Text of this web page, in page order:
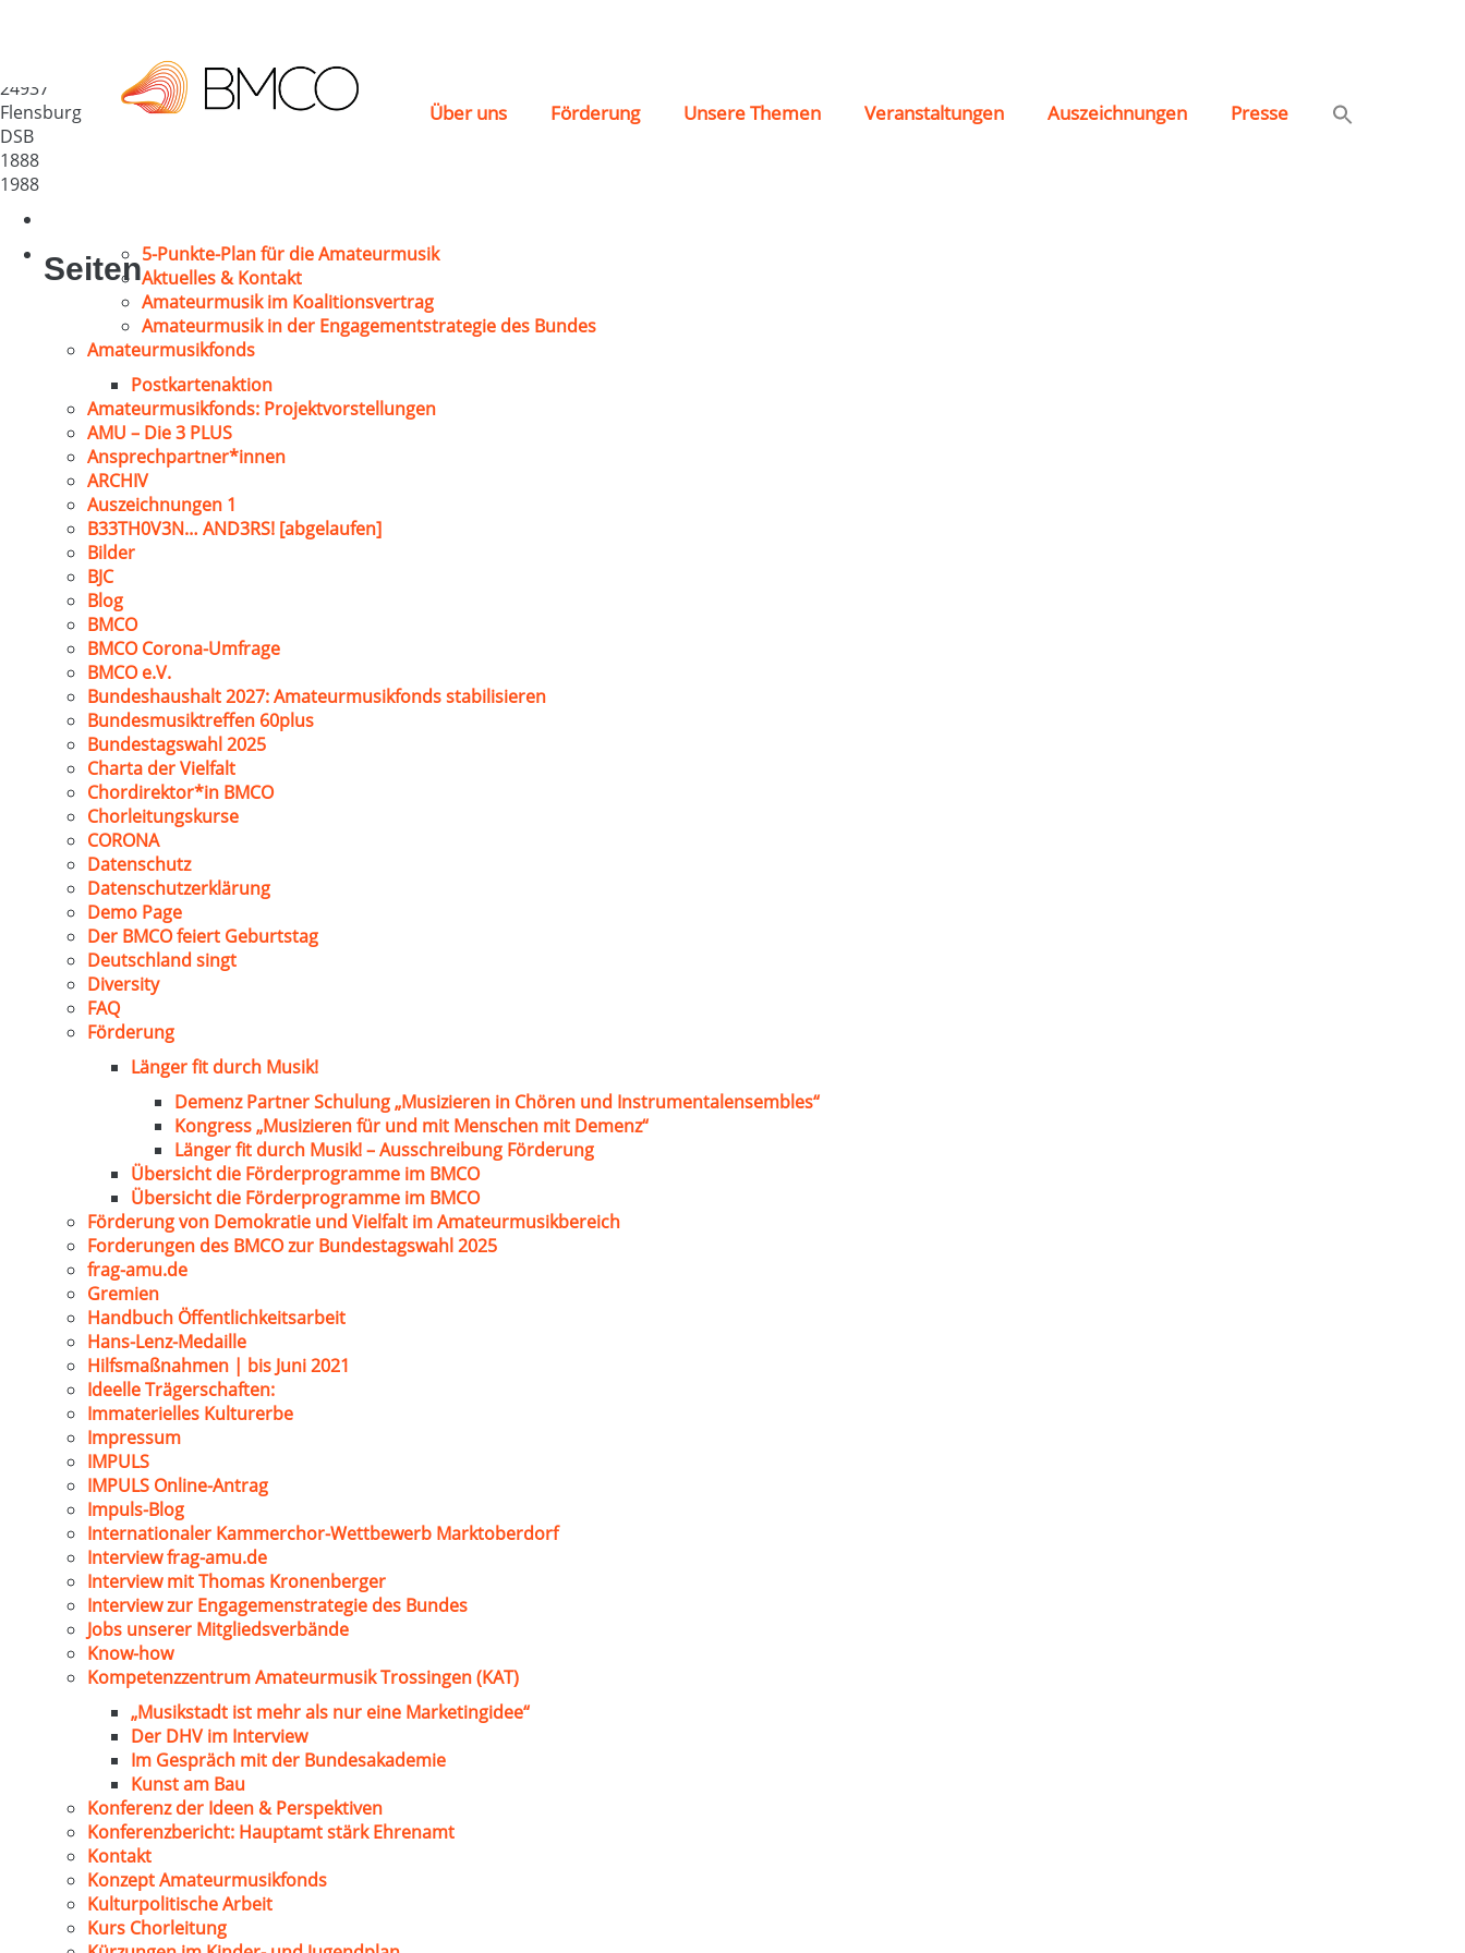
Über uns Förderung Unsere Themen Veranstaltungen Auszeichnungen Presse
24937
Flensburg
DSB
1888
1988
Seiten5-Punkte-Plan für die Amateurmusik
Aktuelles & Kontakt
Amateurmusik im Koalitionsvertrag
Amateurmusik in der Engagementstrategie des Bundes
Amateurmusikfonds
Postkartenaktion
Amateurmusikfonds: Projektvorstellungen
AMU – Die 3 PLUS
Ansprechpartner*innen
ARCHIV
Auszeichnungen 1
B33TH0V3N… AND3RS! [abgelaufen]
Bilder
BJC
Blog
BMCO
BMCO Corona-Umfrage
BMCO e.V.
Bundeshaushalt 2027: Amateurmusikfonds stabilisieren
Bundesmusiktreffen 60plus
Bundestagswahl 2025
Charta der Vielfalt
Chordirektor*in BMCO
Chorleitungskurse
CORONA
Datenschutz
Datenschutzerklärung
Demo Page
Der BMCO feiert Geburtstag
Deutschland singt
Diversity
FAQ
Förderung
Länger fit durch Musik!
Demenz Partner Schulung „Musizieren in Chören und Instrumentalensembles“
Kongress „Musizieren für und mit Menschen mit Demenz“
Länger fit durch Musik! – Ausschreibung Förderung
Übersicht die Förderprogramme im BMCO
Übersicht die Förderprogramme im BMCO
Förderung von Demokratie und Vielfalt im Amateurmusikbereich
Forderungen des BMCO zur Bundestagswahl 2025
frag-amu.de
Gremien
Handbuch Öffentlichkeitsarbeit
Hans-Lenz-Medaille
Hilfsmaßnahmen | bis Juni 2021
Ideelle Trägerschaften:
Immaterielles Kulturerbe
Impressum
IMPULS
IMPULS Online-Antrag
Impuls-Blog
Internationaler Kammerchor-Wettbewerb Marktoberdorf
Interview frag-amu.de
Interview mit Thomas Kronenberger
Interview zur Engagemenstrategie des Bundes
Jobs unserer Mitgliedsverbände
Know-how
Kompetenzzentrum Amateurmusik Trossingen (KAT)
„Musikstadt ist mehr als nur eine Marketingidee“
Der DHV im Interview
Im Gespräch mit der Bundesakademie
Kunst am Bau
Konferenz der Ideen & Perspektiven
Konferenzbericht: Hauptamt stärk Ehrenamt
Kontakt
Konzept Amateurmusikfonds
Kulturpolitische Arbeit
Kurs Chorleitung